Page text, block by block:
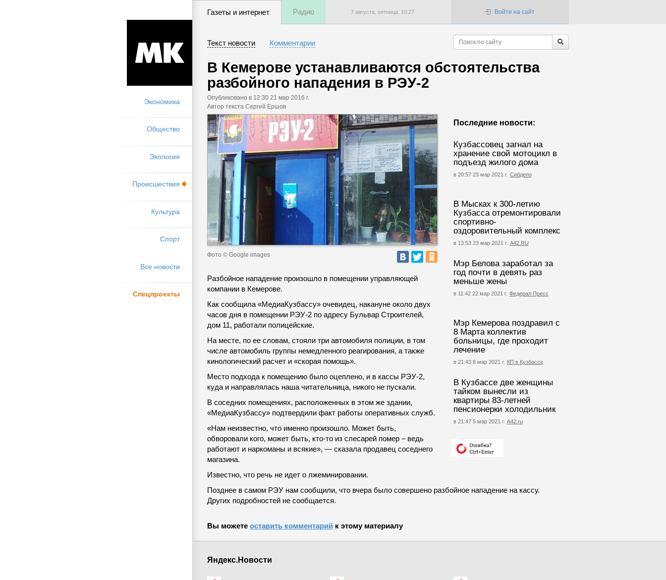
Экономика
Общество
Экология
Происшествия
Культура
Спорт
Все новости
Спецпроекты
Газеты и интернет Радио 7 августа, пятница, 10:27 Войти на сайт
Текст новости Комментарии
В Кемерове устанавливаются обстоятельства
разбойного нападения в РЭУ-2
Опубликовано в 12:30 21 мар 2016 г.
Автор текста Сергей Ершов
Последние новости:
Кузбассовец загнал на
хранение свой мотоцикл в
подъезд жилого дома
в 20:57 23 мар 2021 г. Сибдепо
В Мысках к 300-летию
Кузбасса отремонтировали
спортивно-
оздоровительный комплекс
в 13:53 23 мар 2021 г. А42.RU
Мэр Белова заработал за
год почти в девять раз
меньше жены
в 11:42 22 мар 2021 г. Федерал Пресс
Мэр Кемерова поздравил с
8 Марта коллектив
больницы, где проходит
лечение
в 21:43 8 мар 2021 г. КП в Кузбассе
В Кузбассе две женщины
тайком вынесли из
квартиры 83-летней
пенсионерки холодильник
в 21:47 5 мар 2021 г. А42.ru
Фото © Google images
Разбойное нападение произошло в помещении управляющей
компании в Кемерове.
Как сообщила «МедиаКузбассу» очевидец, накануне около двух
часов дня в помещении РЭУ-2 по адресу Бульвар Строителей,
дом 11, работали полицейские.
На месте, по ее словам, стояли три автомобиля полиции, в том
числе автомобиль группы немедленного реагирования, а также
кинологический расчет и «скорая помощь».
Место подхода к помещению было оцеплено, и в кассы РЭУ-2,
куда и направлялась наша читательница, никого не пускали.
В соседних помещениях, расположенных в этом же здании,
«МедиаКузбассу» подтвердили факт работы оперативных служб.
«Нам неизвестно, что именно произошло. Может быть,
обворовали кого, может быть, кто-то из слесарей помер – ведь
работают и наркоманы и всякие», — сказала продавец соседнего
магазина.
Известно, что речь не идет о лжеминировании.
Позднее в самом РЭУ нам сообщили, что вчера было совершено разбойное нападение на кассу.
Других подробностей не сообщается.
Вы можете оставить комментарий к этому материалу
Яндекс.Новости